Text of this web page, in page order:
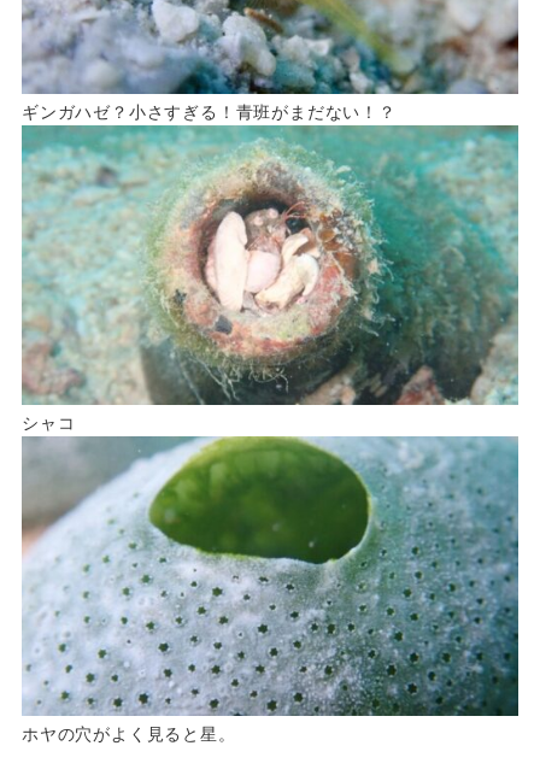
ギンガハゼ？小さすぎる！青班がまだない！？
シャコ
ホヤの穴がよく見ると星。